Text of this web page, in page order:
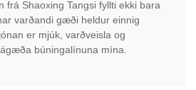
frá Shaoxing Tangsi fyllti ekki bara
varðandi gæði heldur einnig
er mjúk, varðveisla og
búningalínuna mína.